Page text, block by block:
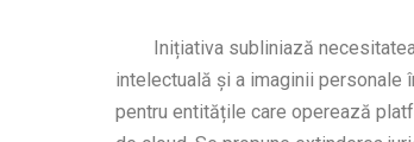
Inițiativa subliniază
intelectuală și a imaginii personale
pentru entitățile care operează